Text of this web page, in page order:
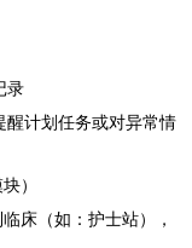
录
醒计划任务或对异常情
）
床（如：护士站），